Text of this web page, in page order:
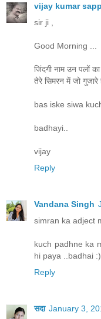
vijay kumar
sir ji ,
Good Morning ...
जिंदगी नाम उन पलों
तेरे सिमरन में जो गुजारे
bas iske siwa
badhayi..
vijay
Reply
Vandana Singh
simran ka adject
kuch padhne ka
hi paya ..badhai :)
Reply
सदा January 3,